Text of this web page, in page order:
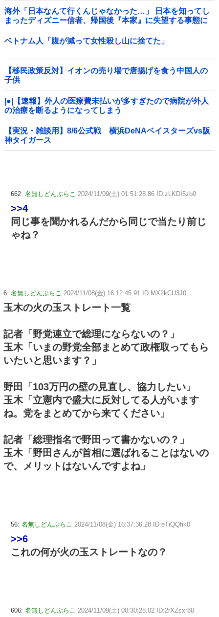
海外「日本なんて行くんじゃなかった…」 日本を知ってし
まったディズニー信者、帰国後『本家』に失望する事態に
ベトナム人「腹が減って女性殺し山に捨てた」
【移民政策反対】イオンの売り場で唐揚げを食う中国人の
子供
|●|【速報】外人の医療費未払いが多すぎたので病院が外人
の治療を断るようになってしまう
【実況・雑談用】8/6公式戦 横浜DeNAベイスターズvs阪
神タイガース
662: 名無しどんぶらこ 2024/11/09(土) 01:51:28.86 ID:zLKDI5zb0
>>4
同じ事を聞かれるんだから同じで当たり前じ
ゃね？
6: 名無しどんぶらこ 2024/11/08(金) 16:12:45.91 ID:MX2kCU3J0
玉木の火の玉ストレート一覧
記者「野党連立で総理にならないの？」
玉木「いまの野党全部まとめて政権取ってもら
いたいと思います？」
野田「103万円の壁の見直し、協力したい」
玉木「立憲内で盛大に反対してる人がいます
ね。党をまとめてから来てください」
記者「総理指名で野田って書かないの？」
玉木「野田さんが首相に選ばれることはないの
で、メリットはないんですよね」
56: 名無しどんぶらこ 2024/11/08(金) 16:37:36.28 ID:eTiQQfik0
>>6
これの何が火の玉ストレートなの？
606: 名無しどんぶらこ 2024/11/09(土) 00:30:28.02 ID:2rXZcxr80